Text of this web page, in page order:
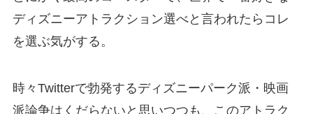
ディズニーアトラクション選べと言われたらコレ
を選ぶ気がする。
時々Twitterで勃発するディズニーパーク派・映画
派論争はくだらないと思いつつも、このアトラク